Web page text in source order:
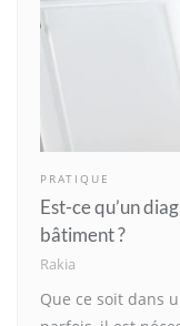
PRATIQUE
Est-ce qu’un
bâtiment ?
Rakia
Que ce soit dans